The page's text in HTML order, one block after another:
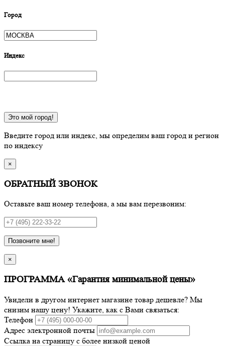
Город
Индекс
Это мой город!
Введите город или индекс, мы определим ваш город и регион
по индексу
×
ОБРАТНЫЙ ЗВОНОК
Оставьте ваш номер телефона, а мы вам перезвоним:
Позвоните мне!
×
ПРОГРАММА «Гарантия минимальной цены»
Увидели в другом интернет магазине товар дешевле? Мы
снизим нашу цену! Укажите, как с Вами связаться:
Телефон
Адрес электронной почты
Ссылка на страницу с более низкой ценой